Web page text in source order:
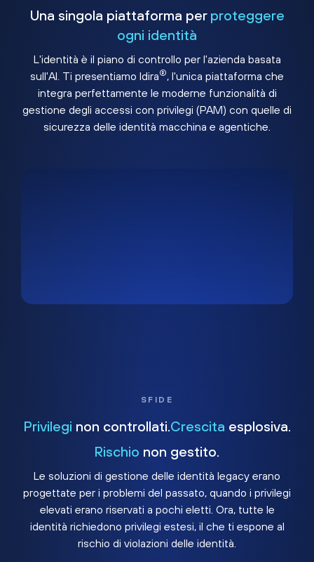
Una singola piattaforma per proteggere
ogni identità
L'identità è il piano di controllo per l'azienda basata
sull'AI. Ti presentiamo Idira®, l'unica piattaforma che
integra perfettamente le moderne funzionalità di
gestione degli accessi con privilegi (PAM) con quelle di
sicurezza delle identità macchina e agentiche.
SFIDE
Privilegi non controllati. Crescita esplosiva.
Rischio non gestito.
Le soluzioni di gestione delle identità legacy erano
progettate per i problemi del passato, quando i privilegi
elevati erano riservati a pochi eletti. Ora, tutte le
identità richiedono privilegi estesi, il che ti espone al
rischio di violazioni delle identità.